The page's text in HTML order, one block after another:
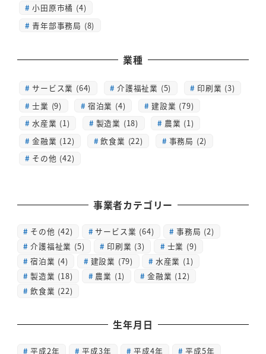
小田原市橘 (4)
青年部事務局 (8)
業種
サービス業 (64) 介護福祉業 (5)
印刷業 (3)
士業 (9)
宿泊業 (4)
建設業 (79)
水産業 (1)
製造業 (18)
農業 (1)
金融業 (12)
飲食業 (22)
事務局 (2)
その他 (42)
事業者カテゴリー
その他 (42) サービス業 (64) 事務局 (2)
介護福祉業 (5) 印刷業 (3) 士業 (9)
宿泊業 (4) 建設業 (79) 水産業 (1)
製造業 (18) 農業 (1) 金融業 (12)
飲食業 (22)
生年月日
平成2年 平成3年 平成4年
平成5年